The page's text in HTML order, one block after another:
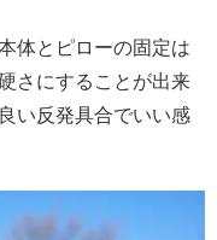
体とピローの固定は
さにすることが出来
い反発具合でいい感